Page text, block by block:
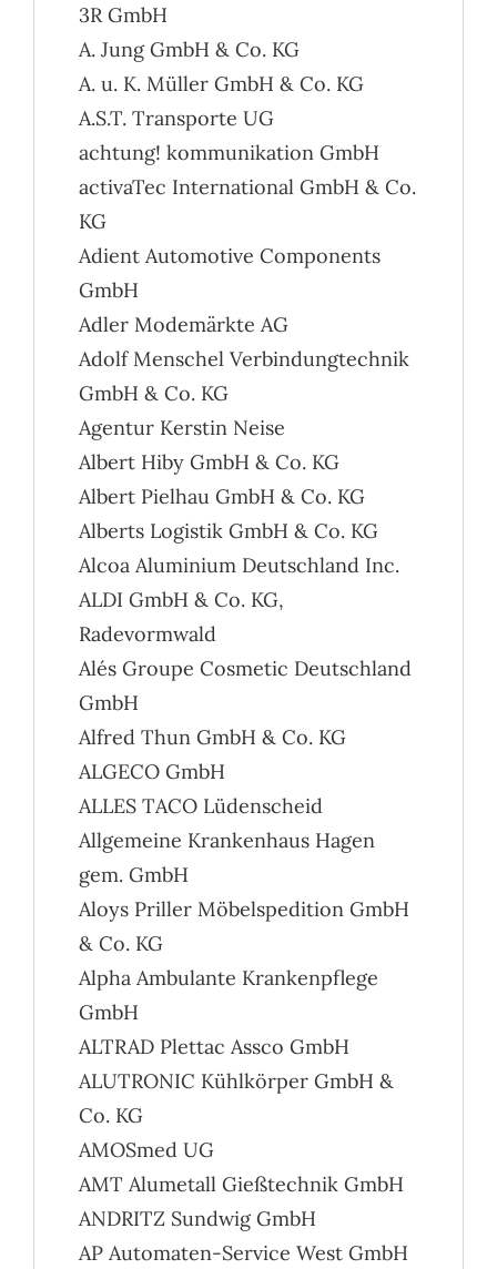
3R GmbH
A. Jung GmbH & Co. KG
A. u. K. Müller GmbH & Co. KG
A.S.T. Transporte UG
achtung! kommunikation GmbH
activaTec International GmbH & Co.
KG
Adient Automotive Components
GmbH
Adler Modemärkte AG
Adolf Menschel Verbindungtechnik
GmbH & Co. KG
Agentur Kerstin Neise
Albert Hiby GmbH & Co. KG
Albert Pielhau GmbH & Co. KG
Alberts Logistik GmbH & Co. KG
Alcoa Aluminium Deutschland Inc.
ALDI GmbH & Co. KG,
Radevormwald
Alés Groupe Cosmetic Deutschland
GmbH
Alfred Thun GmbH & Co. KG
ALGECO GmbH
ALLES TACO Lüdenscheid
Allgemeine Krankenhaus Hagen
gem. GmbH
Aloys Priller Möbelspedition GmbH
& Co. KG
Alpha Ambulante Krankenpflege
GmbH
ALTRAD Plettac Assco GmbH
ALUTRONIC Kühlkörper GmbH &
Co. KG
AMOSmed UG
AMT Alumetall Gießtechnik GmbH
ANDRITZ Sundwig GmbH
AP Automaten-Service West GmbH